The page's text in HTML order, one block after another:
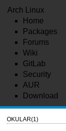
Arch Linux
Home
Packages
Forums
Wiki
GitLab
Security
AUR
Download
OKULAR(1)